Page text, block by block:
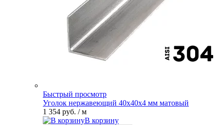
Быстрый просмотр
Уголок нержавеющий 40х40х4 мм матовый
1 354 руб. / м
В корзину